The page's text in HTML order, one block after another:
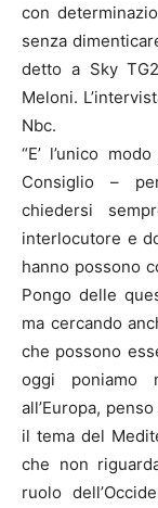
con
senza
detto a Sky
Meloni.
Nbc.
“E’ l’unico
Consiglio –
chiedersi
interlocutore e
hanno possono
Pongo delle
ma cercando
che possono
oggi poniamo
all’Europa,
il tema del
che non
ruolo